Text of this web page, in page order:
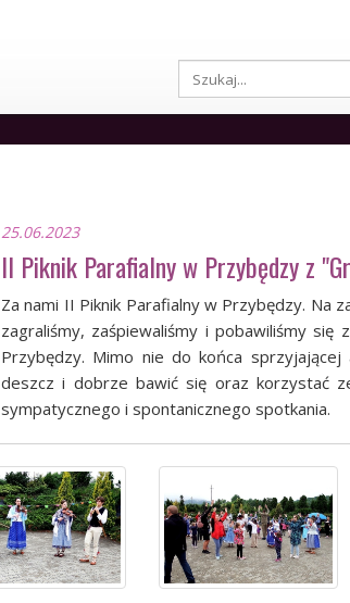
25.06.2023
II Piknik Parafialny w Przybędzy z
Za nami II Piknik Parafialny w Przybędzy. Na
zagraliśmy, zaśpiewaliśmy i pobawiliśmy się
Przybędzy. Mimo nie do końca sprzyjającej
deszcz i dobrze bawić się oraz korzystać
sympatycznego i spontanicznego spotkania.